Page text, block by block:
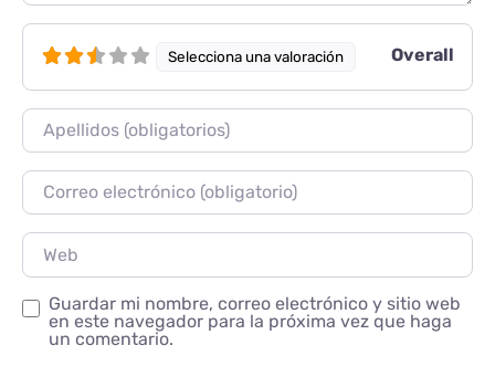
Selecciona una valoración Overall
Nombre
Correo electrónico
Web
Guardar mi nombre, correo electrónico y sitio web
en este navegador para la próxima vez que haga
un comentario.